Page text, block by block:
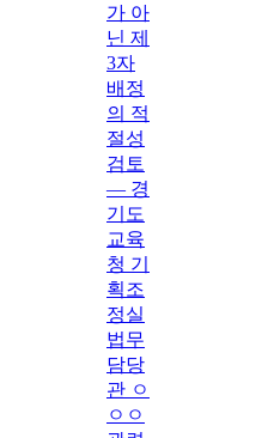
가 아
닌 제
3자
배정
의 적
절성
검토
― 경
기도
교육
청 기
획조
정실
법무
담당
관 ㅇ
ㅇㅇ